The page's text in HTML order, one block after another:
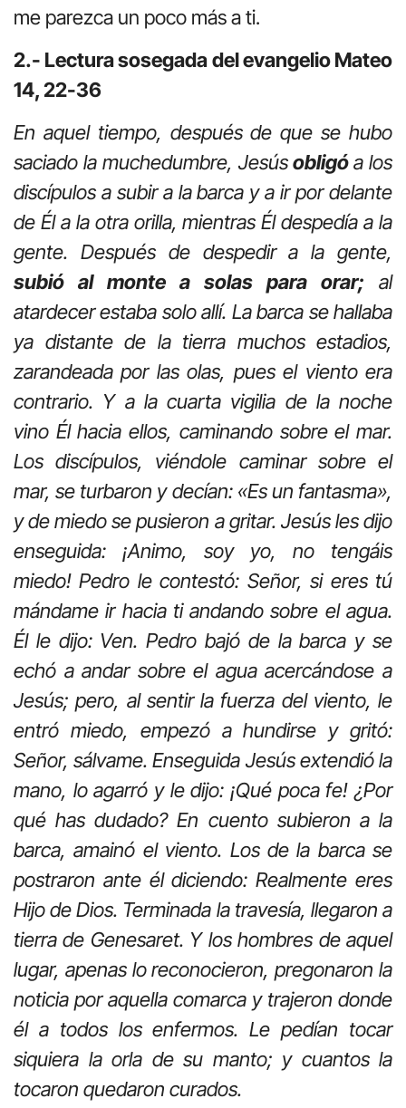
me parezca un poco más a ti.
2.- Lectura sosegada del evangelio Mateo
14, 22-36
En aquel tiempo, después de que se hubo
saciado la muchedumbre, Jesúsobligóa los
discípulos a subir a la barca y a ir por delante
de Él a la otra orilla, mientras Él despedía a la
gente. Después de despedir a la gente,
subió al monte a solas para orar; al
atardecer estaba solo allí. La barca se hallaba
ya distante de la tierra muchos estadios,
zarandeada por las olas, pues el viento era
contrario. Y a la cuarta vigilia de la noche
vino Él hacia ellos, caminando sobre el mar.
Los discípulos, viéndole caminar sobre el
mar, se turbaron y decían: «Es un fantasma»,
y de miedo se pusieron a gritar. Jesús les dijo
enseguida: ¡Animo, soy yo, no tengáis
miedo! Pedro le contestó: Señor, si eres tú
mándame ir hacia ti andando sobre el agua.
Él le dijo: Ven. Pedro bajó de la barca y se
echó a andar sobre el agua acercándose a
Jesús; pero, al sentir la fuerza del viento, le
entró miedo, empezó a hundirse y gritó:
Señor, sálvame. Enseguida Jesús extendió la
mano, lo agarró y le dijo: ¡Qué poca fe! ¿Por
qué has dudado? En cuento subieron a la
barca, amainó el viento. Los de la barca se
postraron ante él diciendo: Realmente eres
Hijo de Dios. Terminada la travesía, llegaron a
tierra de Genesaret. Y los hombres de aquel
lugar, apenas lo reconocieron, pregonaron la
noticia por aquella comarca y trajeron donde
él a todos los enfermos. Le pedían tocar
siquiera la orla de su manto; y cuantos la
tocaron quedaron curados.